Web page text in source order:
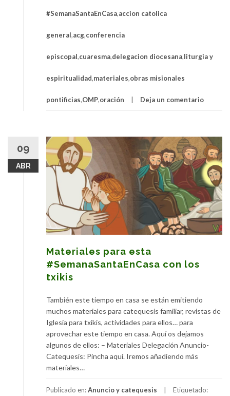
#SemanaSantaEnCasa,accion catolica
general,acg,conferencia
episcopal,cuaresma,delegacion diocesana,liturgia y
espiritualidad,materiales,obras misionales
pontificias,OMP,oración Deja un comentario
09
ABR
Materiales para esta
#SemanaSantaEnCasa con los
txikis
También este tiempo en casa se están emitiendo
muchos materiales para catequesis familiar, revistas de
Iglesia para txikis, actividades para ellos… para
aprovechar este tiempo en casa. Aquí os dejamos
algunos de ellos: – Materiales Delegación Anuncio-
Catequesis: Pincha aquí. Iremos añadiendo más
materiales…
Publicado en:Anuncio y catequesis Etiquetado: